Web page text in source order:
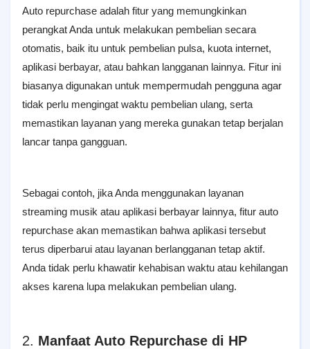
Auto repurchase adalah fitur yang memungkinkan
perangkat Anda untuk melakukan pembelian secara
otomatis, baik itu untuk pembelian pulsa, kuota internet,
aplikasi berbayar, atau bahkan langganan lainnya. Fitur ini
biasanya digunakan untuk mempermudah pengguna agar
tidak perlu mengingat waktu pembelian ulang, serta
memastikan layanan yang mereka gunakan tetap berjalan
lancar tanpa gangguan.
Sebagai contoh, jika Anda menggunakan layanan
streaming musik atau aplikasi berbayar lainnya, fitur auto
repurchase akan memastikan bahwa aplikasi tersebut
terus diperbarui atau layanan berlangganan tetap aktif.
Anda tidak perlu khawatir kehabisan waktu atau kehilangan
akses karena lupa melakukan pembelian ulang.
2. Manfaat Auto Repurchase di HP